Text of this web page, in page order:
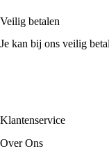
Veilig betalen
Je kan bij ons veilig
Klantenservice
Over Ons